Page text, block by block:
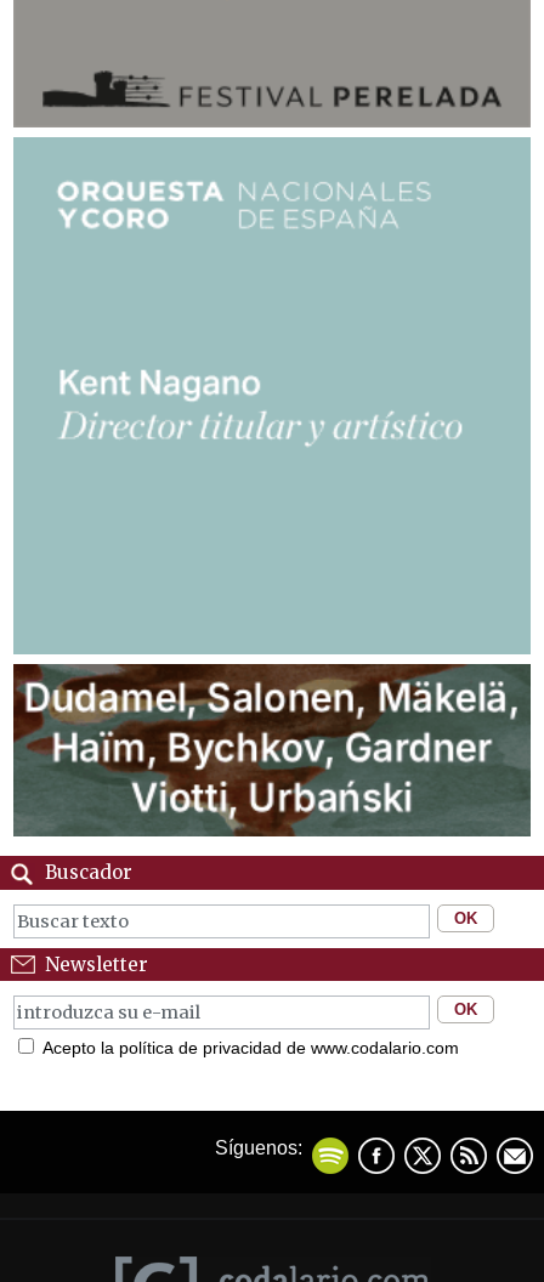
Buscador
Newsletter
Acepto la política de privacidad de www.codalario.com
Síguenos: